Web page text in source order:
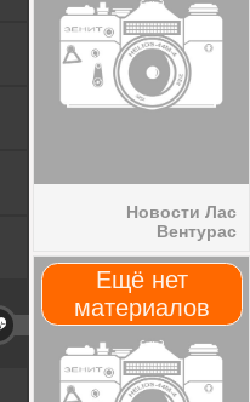
Новости Лас
Вентурас
Ещё нет
материалов